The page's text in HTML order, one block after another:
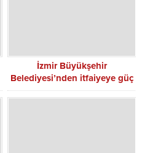
İzmir Büyükşehir
Belediyesi’nden itfaiyeye güç
takviyesi